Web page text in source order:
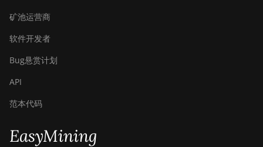
矿池运营商
软件开发者
Bug悬赏计划
API
范本代码
EasyMining